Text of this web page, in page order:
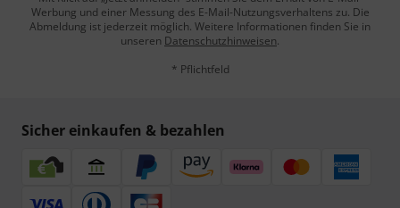
Werbung und einer Messung des E-Mail-Nutzungsverhaltens zu. Die
Abmeldung ist jederzeit möglich. Weitere Informationen finden Sie in
unseren Datenschutzhinweisen.
* Pflichtfeld
Sicher einkaufen & bezahlen